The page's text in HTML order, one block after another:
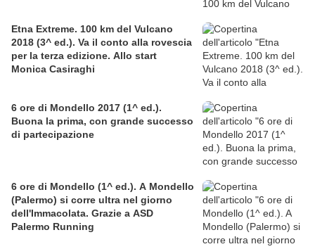
Etna Extreme. 100 km del Vulcano
2018 (3^ ed.). Va il conto alla rovescia
per la terza edizione. Allo start
Monica Casiraghi
6 ore di Mondello 2017 (1^ ed.).
Buona la prima, con grande successo
di partecipazione
6 ore di Mondello (1^ ed.). A Mondello
(Palermo) si corre ultra nel giorno
dell'Immacolata. Grazie a ASD
Palermo Running